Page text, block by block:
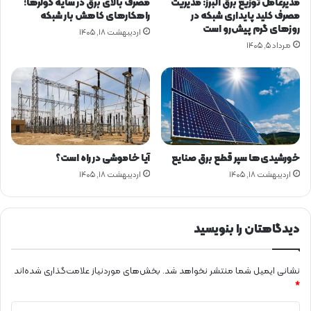
ه
ا
ی
ب
ق
و
ه
ی
ر
ی
د
ی
ل
ي
ا
ت
ي
ش
/
6
م
ز
ي
خ
ر
ي
ب
ر
ق
ا
مصرف کلید پایداری شبکه در
روزهای گرم پیش‌رو است
مرداد ۵, ۱۴۰۵
راهکارهای کاهش بار شبکه
اردیبهشت ۱۸, ۱۴۰۵
خورشیدی‌ها سپر قطع برق صنایع
اردیبهشت ۱۸, ۱۴۰۵
آیا خاموشی در راه است؟
اردیبهشت ۱۸, ۱۴۰۵
دیدگاهتان را بنویسید
نشانی ایمیل شما منتشر نخواهد شد. بخش‌های موردنیاز علامت‌گذاری شده‌اند
*